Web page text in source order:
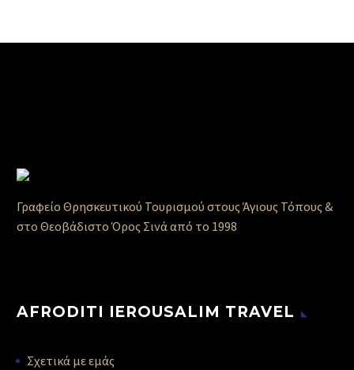
Γραφείο Θρησκευτικού Τουρισμού στους Άγιους Τόπους &
στο Θεοβάδιστο Όρος Σινά από το 1998
AFRODITI IEROUSALIM TRAVEL
Σχετικά με εμάς